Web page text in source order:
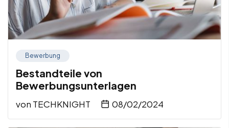
Bewerbung
Bestandteile von
Bewerbungsunterlagen
von TECHKNIGHT 08/02/2024